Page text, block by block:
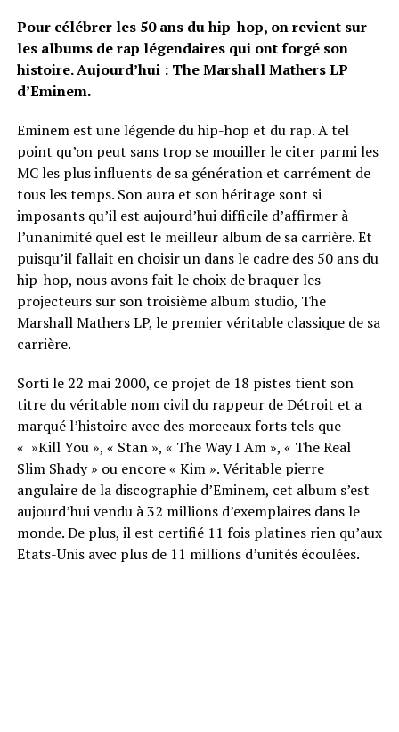
Pour célébrer les 50 ans du hip-hop, on revient sur
les albums de rap légendaires qui ont forgé son
histoire. Aujourd’hui : The Marshall Mathers LP
d’Eminem.
Eminem est une légende du hip-hop et du rap. A tel
point qu’on peut sans trop se mouiller le citer parmi les
MC les plus influents de sa génération et carrément de
tous les temps. Son aura et son héritage sont si
imposants qu’il est aujourd’hui difficile d’affirmer à
l’unanimité quel est le meilleur album de sa carrière. Et
puisqu’il fallait en choisir un dans le cadre des 50 ans du
hip-hop, nous avons fait le choix de braquer les
projecteurs sur son troisième album studio, The
Marshall Mathers LP, le premier véritable classique de sa
carrière.
Sorti le 22 mai 2000, ce projet de 18 pistes tient son
titre du véritable nom civil du rappeur de Détroit et a
marqué l’histoire avec des morceaux forts tels que
« »Kill You », « Stan », « The Way I Am », « The Real
Slim Shady » ou encore « Kim ». Véritable pierre
angulaire de la discographie d’Eminem, cet album s’est
aujourd’hui vendu à 32 millions d’exemplaires dans le
monde. De plus, il est certifié 11 fois platines rien qu’aux
Etats-Unis avec plus de 11 millions d’unités écoulées.